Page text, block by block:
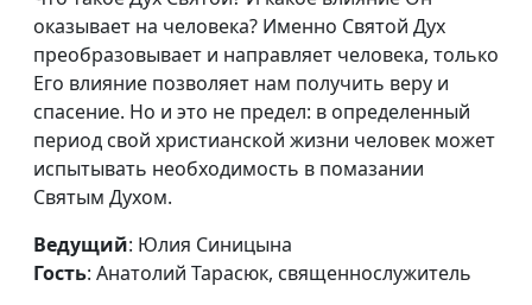
оказывает на человека? Именно Святой Дух
преобразовывает и направляет человека, только
Его влияние позволяет нам получить веру и
спасение. Но и это не предел: в определенный
период свой христианской жизни человек может
испытывать необходимость в помазании
Святым Духом.
Ведущий: Юлия Синицына
Гость: Анатолий Тарасюк, священнослужитель
История Рождества
Юлия Синицына,
Анатолий Тарасюк,
священнослужитель
Природа души человека
Дети — радость жизни?
Юлия Синицына,
Анатолий Тарасюк,